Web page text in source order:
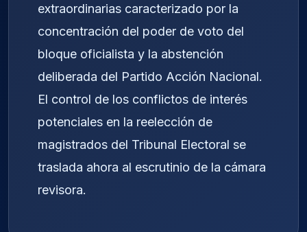
extraordinarias caracterizado por la
concentración del poder de voto del
bloque oficialista y la abstención
deliberada del Partido Acción Nacional.
El control de los conflictos de interés
potenciales en la reelección de
magistrados del Tribunal Electoral se
traslada ahora al escrutinio de la cámara
revisora.